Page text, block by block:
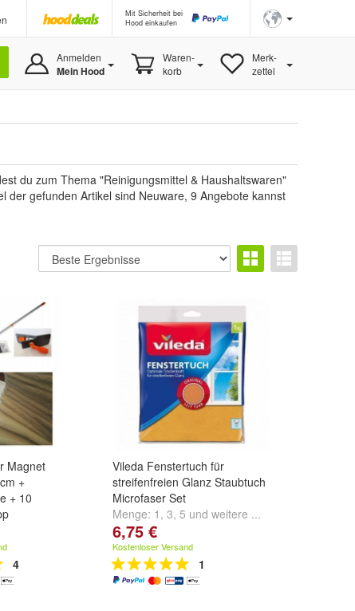
Mit Sicherheit bei
Hood einkaufen
Anmelden
Mein Hood
Waren-
korb
Merk-
zettel
du zum Thema "Reinigungsmittel & Haushaltswaren"
der gefunden Artikel sind Neuware, 9 Angebote kannst
Magnet
+
+ 10
4
Vileda Fenstertuch für
streifenfreien Glanz Staubtuch
Microfaser Set
Menge: 1 , 3, 5 und weitere ...
6,75 €
Kostenloser Versand
1